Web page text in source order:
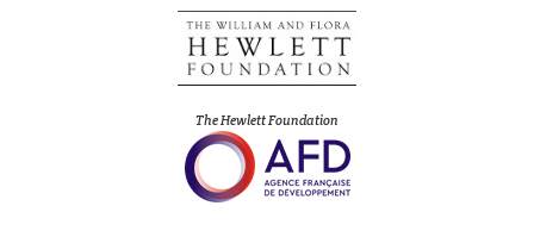
The Hewlett Foundation